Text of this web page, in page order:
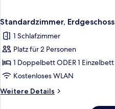
Standardzimmer, Erdgeschoss
1 Schlafzimmer
Platz für 2 Personen
1 Doppelbett ODER 1 Einzelbett
Kostenloses WLAN
Weitere Details
Weitere